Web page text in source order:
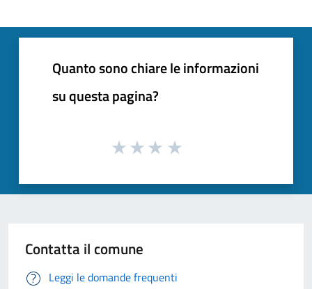
Quanto sono chiare le informazioni
su questa pagina?
Contatta il comune
Leggi le domande frequenti